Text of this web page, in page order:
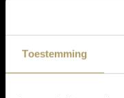
Toestemming